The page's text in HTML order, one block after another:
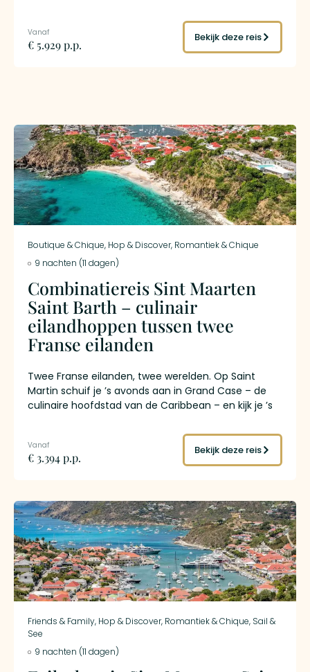
gevolgd door pure vijfsterrenverwennerij aan zee bij
Le Barthélemy Hotel & Spa. Ontspan op paradijselijke
stranden, ontdek de boetieks van Gustavia en proef
€ 5.929 p.p.
Bekijk deze reis
Boutique & Chique, Hop & Discover, Romantiek & Chique
9 nachten (11 dagen)
Combinatiereis Sint Maarten
Saint Barth – culinair
eilandhoppen tussen twee
Franse eilanden
Twee Franse eilanden, twee werelden. Op Saint
Martin schuif je ’s avonds aan in Grand Case – de
culinaire hoofdstad van de Caribbean – en kijk je ’s
hotel waar nooit meer dan twaalf gasten verblijven.
Op Saint Barth rijd je in een Mini Cooper Cabrio door
de haarspeldbochten boven Gustavia, waar de
tussen de eilanden duurt twaalf minuten. Het
verschil in sfeer is groter dan de afstand doet
vermoeden.
€ 3.394 p.p.
Bekijk deze reis
Friends & Family, Hop & Discover, Romantiek & Chique, Sail &
See
9 nachten (11 dagen)